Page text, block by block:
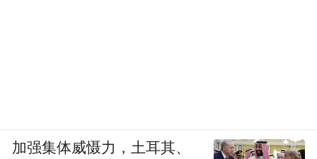
加强集体威慑力，土耳其、